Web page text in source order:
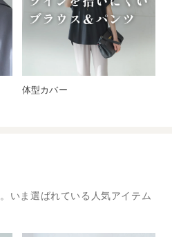
体型カバー
いま選ばれている人気アイテム